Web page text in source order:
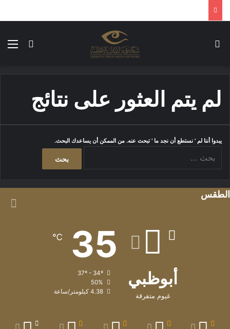
الوضع
لم يتم العثور على نتائج
يبدوا أننا لم ’ نستطع أن نجد ما ’ تبحث عنه. من الممكن أن يساعدك البحث.
ث
الطقس
أبوظبي
غيوم متفرقة
35
℃
50%
4.38 كيلومتر/ساعة